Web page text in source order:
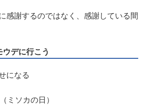
感謝するのではなく、感謝している間
デに行こう
になる
ミソカの日）